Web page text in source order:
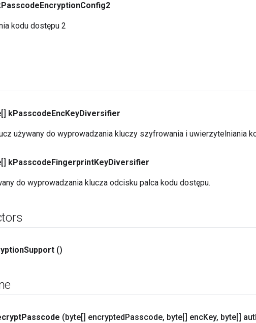
PasscodeEncryptionConfig2
kodu dostępu 2
kPasscodeEncKeyDiversifier
używany do wyprowadzania kluczy szyfrowania i uwierzytelniania
kPasscodeFingerprintKeyDiversifier
do wyprowadzania klucza odcisku palca kodu dostępu.
Support ()
Passcode (byte[] encryptedPasscode, byte[] encKey, byte[]